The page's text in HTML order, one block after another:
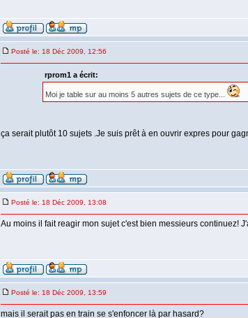
Posté le: 18 Déc 2009, 12:56
rprom1 a écrit:
Moi je table sur au moins 5 autres sujets de ce type...
ça serait plutôt 10 sujets .Je suis prêt à en ouvrir expres pour
Posté le: 18 Déc 2009, 13:08
Au moins il fait reagir mon sujet c'est bien messieurs continuez!
Posté le: 18 Déc 2009, 13:59
mais il serait pas en train se s'enfoncer là par hasard?